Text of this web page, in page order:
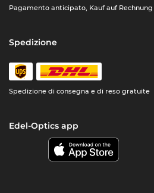
Pagamento anticipato, Kauf auf Rechnung
Spedizione
Spedizione di consegna e di reso gratuite
Edel-Optics app